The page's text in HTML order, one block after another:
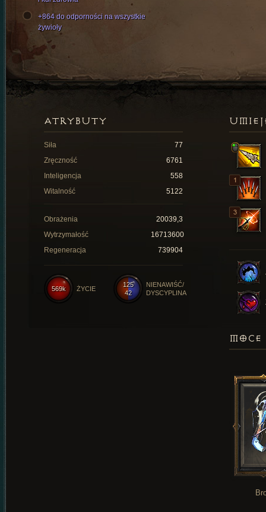
+864 do odporności na wszystkie
żywioły
ATRYBUTY
Siła
77
Zręczność
6761
Inteligencja
558
Witalność
5122
Obrażenia
20039,3
Wytrzymałość
16713600
Regeneracja
739904
125
42
NIENAWIŚĆ/
DYSCYPLINA
569k ŻYCIE